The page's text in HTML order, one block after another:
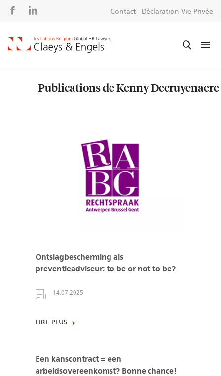
Social
Contact Déclaration Vie Privée
Publications de Kenny Decruyenaere
Ontslagbescherming als
preventieadviseur: to be or not to be?
14.07.2025
LIRE PLUS
Een kanscontract = een
arbeidsovereenkomst? Bonne chance!